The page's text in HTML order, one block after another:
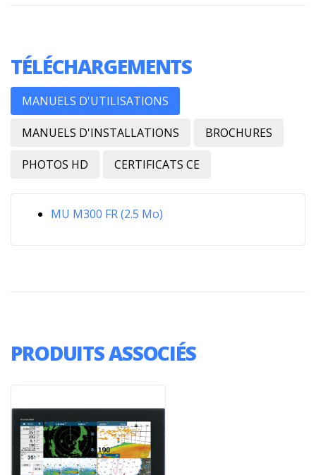
TÉLÉCHARGEMENTS
MANUELS D'UTILISATIONS
MANUELS D'INSTALLATIONS BROCHURES
PHOTOS HD CERTIFICATS CE
MU M300 FR (2.5 Mo)
PRODUITS ASSOCIÉS